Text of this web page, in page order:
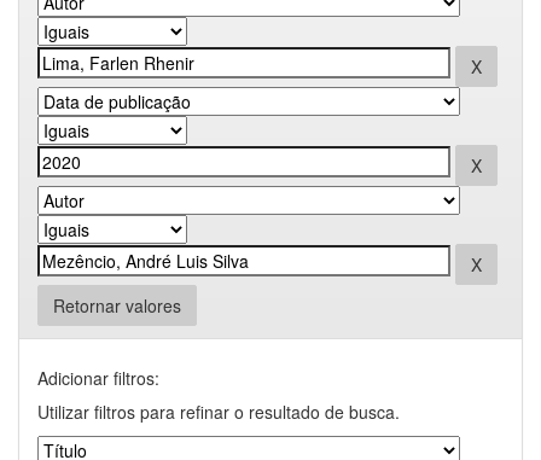
Retornar valores
Adicionar filtros:
Utilizar filtros para refinar o resultado de busca.